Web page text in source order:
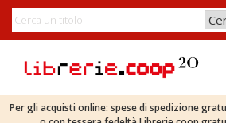
Per gli acquisti online: spese di spedizione